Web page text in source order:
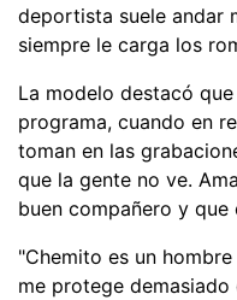
deportista suele andar
siempre le carga los
La modelo destacó
programa, cuando en
toman en las
que la gente no ve.
buen compañero y que
"Chemito es un
me protege